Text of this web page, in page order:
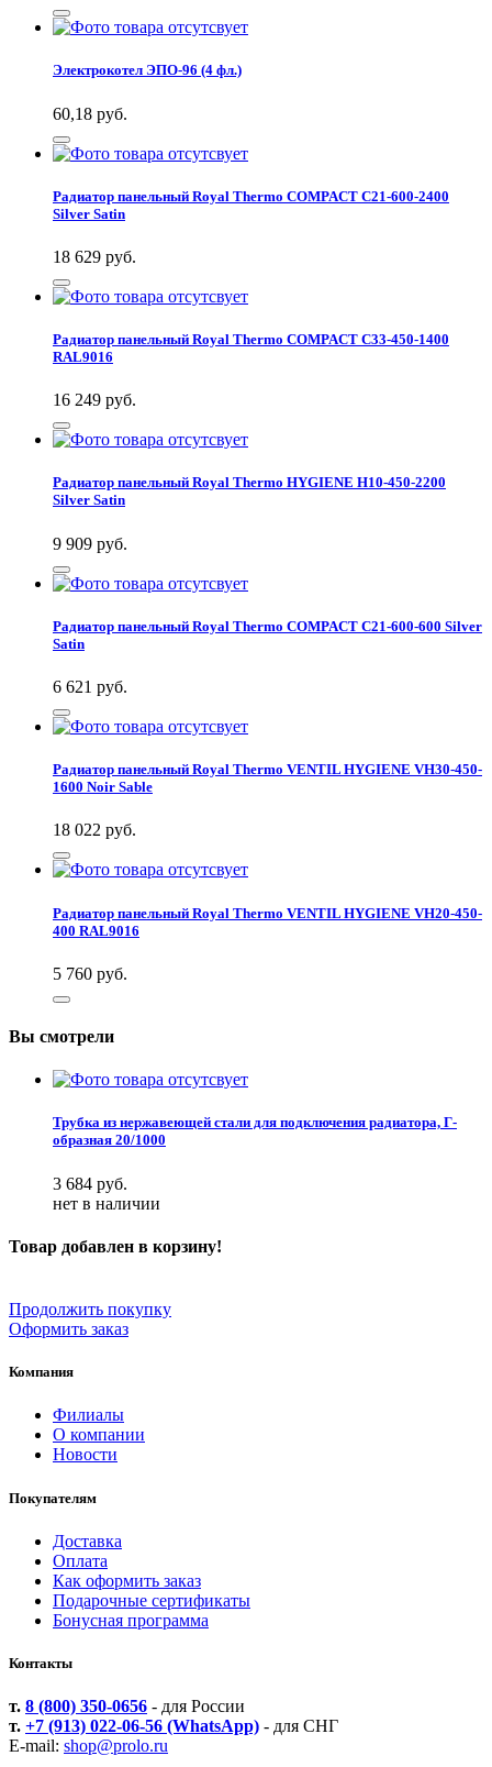
Электрокотел ЭПО-96 (4 фл.)
60,18 руб.
Радиатор панельный Royal Thermo COMPACT C21-600-2400
Silver Satin
18 629 руб.
Радиатор панельный Royal Thermo COMPACT C33-450-1400
RAL9016
16 249 руб.
Радиатор панельный Royal Thermo HYGIENE H10-450-2200
Silver Satin
9 909 руб.
Радиатор панельный Royal Thermo COMPACT C21-600-600 Silver
Satin
6 621 руб.
Радиатор панельный Royal Thermo VENTIL HYGIENE VH30-450-
1600 Noir Sable
18 022 руб.
Радиатор панельный Royal Thermo VENTIL HYGIENE VH20-450-
400 RAL9016
5 760 руб.
Вы смотрели
Трубка из нержавеющей стали для подключения радиатора, Г-
образная 20/1000
3 684 руб.
нет в наличии
Товар добавлен в корзину!
Продолжить покупку
Оформить заказ
Компания
Филиалы
О компании
Новости
Покупателям
Доставка
Оплата
Как оформить заказ
Подарочные сертификаты
Бонусная программа
Контакты
т. 8 (800) 350-0656 - для России
т. +7 (913) 022-06-56 (WhatsApp) - для СНГ
E-mail: shop@prolo.ru